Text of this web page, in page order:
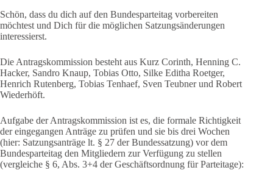
Schön, dass du dich auf den Bundesparteitag vorbereiten
möchtest und Dich für die möglichen Satzungsänderungen
interessierst.
Die Antragskommission besteht aus Kurz Corinth, Henning C.
Hacker, Sandro Knaup, Tobias Otto, Silke Editha Roetger,
Henrich Rutenberg, Tobias Tenhaef, Sven Teubner und Robert
Wiederhöft.
Aufgabe der Antragskommission ist es, die formale Richtigkeit
der eingegangen Anträge zu prüfen und sie bis drei Wochen
(hier: Satzungsanträge lt. § 27 der Bundessatzung) vor dem
Bundesparteitag den Mitgliedern zur Verfügung zu stellen
(vergleiche § 6, Abs. 3+4 der Geschäftsordnung für Parteitage):